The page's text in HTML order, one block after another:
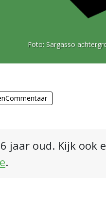
Foto: Sargasso
jaar oud. Kijk ook
.